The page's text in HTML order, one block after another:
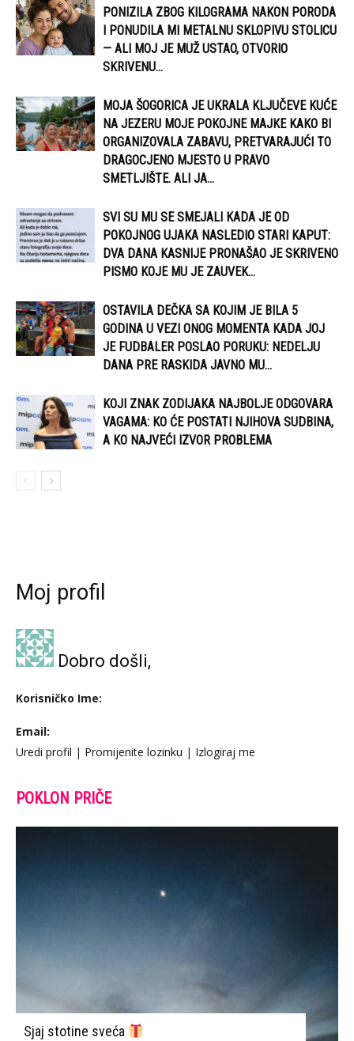
PONIZILA ZBOG KILOGRAMA NAKON PORODA
I PONUDILA MI METALNU SKLOPIVU STOLICU
— ALI MOJ JE MUŽ USTAO, OTVORIO
SKRIVENU...
MOJA ŠOGORICA JE UKRALA KLJUČEVE KUĆE
NA JEZERU MOJE POKOJNE MAJKE KAKO BI
ORGANIZOVALA ZABAVU, PRETVARAJUĆI TO
DRAGOCJENO MJESTO U PRAVO
SMETLJIŠTE. ALI JA...
SVI SU MU SE SMEJALI KADA JE OD
POKOJNOG UJAKA NASLEDIO STARI KAPUT:
DVA DANA KASNIJE PRONAŠAO JE SKRIVENO
PISMO KOJE MU JE ZAUVEK...
OSTAVILA DEČKA SA KOJIM JE BILA 5
GODINA U VEZI ONOG MOMENTA KADA JOJ
JE FUDBALER POSLAO PORUKU: NEDELJU
DANA PRE RASKIDA JAVNO MU...
KOJI ZNAK ZODIJAKA NAJBOLJE ODGOVARA
VAGAMA: KO ĆE POSTATI NJIHOVA SUDBINA,
A KO NAJVEĆI IZVOR PROBLEMA
Moj profil
Dobro došli,
Korisničko Ime:
Email:
Uredi profil | Promijenite lozinku | Izlogiraj me
POKLON PRIČE
Sjaj stotine sveća